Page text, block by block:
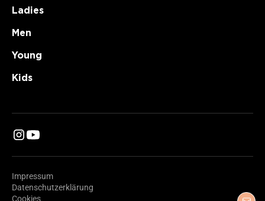
Ladies
Men
Young
Kids
Impressum
Datenschutzerklärung
Cookies